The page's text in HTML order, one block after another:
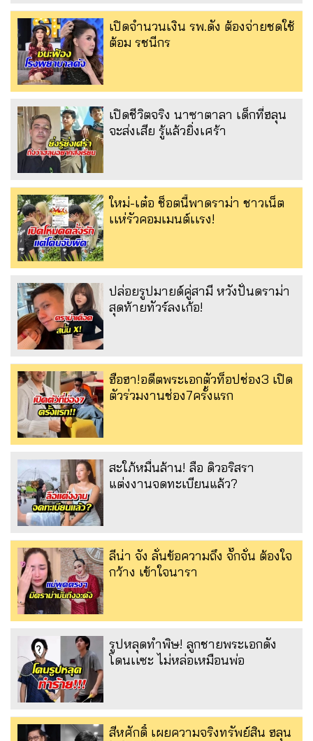
เปิดจำนวนเงิน รพ.ดัง ต้องจ่ายชดใช้
ต้อม รชนีกร
เปิดชีวิตจริง นาซาตาลา เด็กที่ฮลุน
จะส่งเสีย รู้แล้วยิ่งเศร้า
ใหม่-เต๋อ ช็อตนี้พาดราม่า ชาวเน็ต
เเห่รัวคอมเมนต์เเรง!
ปล่อยรูปมายด์คู่สามี หวังปั่นดราม่า
สุดท้ายทัวร์ลงเก้อ!
ฮือฮา!อดีตพระเอกตัวท็อปช่อง3 เปิด
ตัวร่วมงานช่อง7ครั้งแรก
สะใภ้หมื่นล้าน! ลือ ดิวอริสรา
แต่งงานจดทะเบียนแล้ว?
ลีน่า จัง ลั่นข้อความถึง จั๊กจั่น ต้องใจ
กว้าง เข้าใจนารา
รูปหลุดทำพิษ! ลูกชายพระเอกดัง
โดนเเซะ ไม่หล่อเหมือนพ่อ
สีหศักดิ์ เผยความจริงทรัพย์สิน ฮลุน